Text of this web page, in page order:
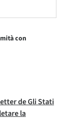
con
de Gli Stati
la